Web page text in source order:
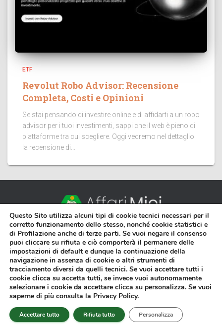
ETF
Revolut Robo Advisor: Recensione
Completa, Costi e Opinioni
Se stai pensando di investire online e di affidarti a un robo
advisor per i tuoi investimenti, sappi che il web è pieno di
piattaforme tra cui scegliere. Oggi vedremo nel dettaglio
la recensione di...
Affari Miei® è un portale di divulgazione finanziaria gestito
dall’omonima azienda.
Il sito tratta argomenti legati alla finanza personale e alla gestione
del patrimonio ed ha una natura puramente divulgativa. Pertanto, le
analisi riportate sono da considerarsi contenuti generali a scopo
informativo e non rappresentano raccomandazioni finanziarie
individuali.
Gli articoli di Affari Miei® che parlano di denaro in ogni sua
Questo Sito utilizza alcuni tipi di cookie tecnici necessari per il
corretto funzionamento dello stesso, nonché cookie statistici e
di Profilazione anche di terze parti. Se vuoi negare il consenso
puoi cliccare su rifiuta e ciò comporterà il permanere delle
impostazioni di default e dunque la continuazione della
navigazione in assenza di cookie o altri strumenti di
tracciamento diversi da quelli tecnici. Se vuoi accettare tutti i
cookie clicca su accetta tutti, se invece vuoi autonomamente
selezionare i cookie da accettare clicca su personalizza. Se vuoi
saperne di più consulta la Privacy Policy.
Accettare tutto Rifiuta tutto Personalizza